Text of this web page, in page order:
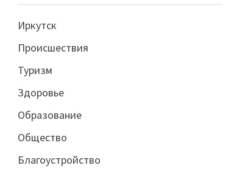
Иркутск
Происшествия
Туризм
Здоровье
Образование
Общество
Благоустройство